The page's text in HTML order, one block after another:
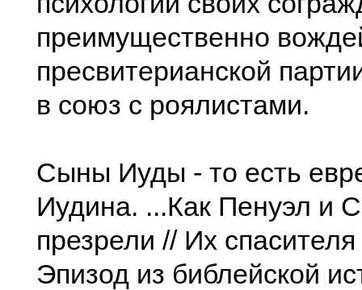
преимущественно
пресвитерианской
в союз с роялистами.
Сыны Иуды - то есть
Иудина. ...Как Пенуэл и
презрели // Их
Эпизод из библейской